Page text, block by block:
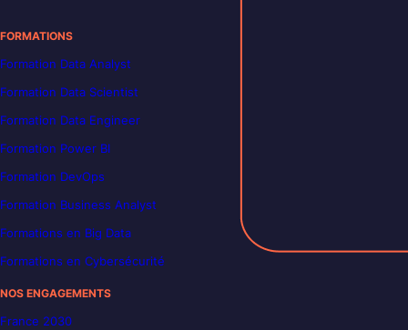
FORMATIONS
Formation Data Analyst
Formation Data Scientist
Formation Data Engineer
Formation Power BI
Formation DevOps
Formation Business Analyst
Formations en Big Data
Formations en Cybersécurité
NOS ENGAGEMENTS
France 2030